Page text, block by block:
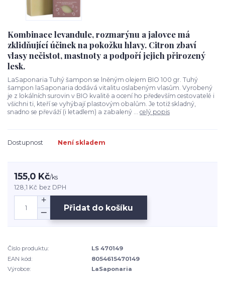
Kombinace levandule, rozmarýnu a jalovce má
zklidňující účinek na pokožku hlavy. Citron zbaví
vlasy nečistot, mastnoty a podpoří jejich přirozený
lesk.
LaSaponaria Tuhý šampon se lněným olejem BIO 100 gr. Tuhý
šampon laSaponaria dodává vitalitu oslabeným vlasům. Vyrobený
je z lokálních surovin v BIO kvalitě a ocení ho především cestovatelé i
všichni ti, kteří se vyhýbají plastovým obalům. Je totiž skladný,
snadno se převáží (i letadlem) a zabalený ... celý popis
Dostupnost Není skladem
155,0 Kč/ks
128,1 Kč bez DPH
Přidat do košíku
Číslo produktu:
LS 470149
EAN kód:
8054615470149
Výrobce:
LaSaponaria